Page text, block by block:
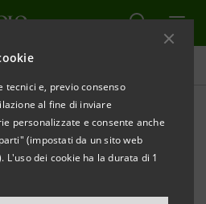
tecnici e, previo consenso
al fine di inviare
personalizzate e consente anche
(impostati da un sito web
L'uso dei cookie ha la durata di 1
L’INFRASTRUTTURA
DI GOOGLE CLOUD IN
CENTER DI TIM